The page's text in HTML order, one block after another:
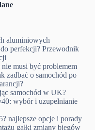
aluminiowych
perfekcji? Przewodnik
musi być problemem
zadbać o samochód po
samochód w UK?
wybór i uzupełnianie
najlepsze opcje i porady
gałki zmiany biegów